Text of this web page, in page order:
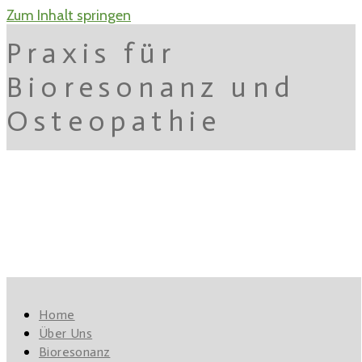
Zum Inhalt springen
Praxis für
Bioresonanz und
Osteopathie
Home
Über Uns
Bioresonanz
Angaben gemäß § 5 TMG: